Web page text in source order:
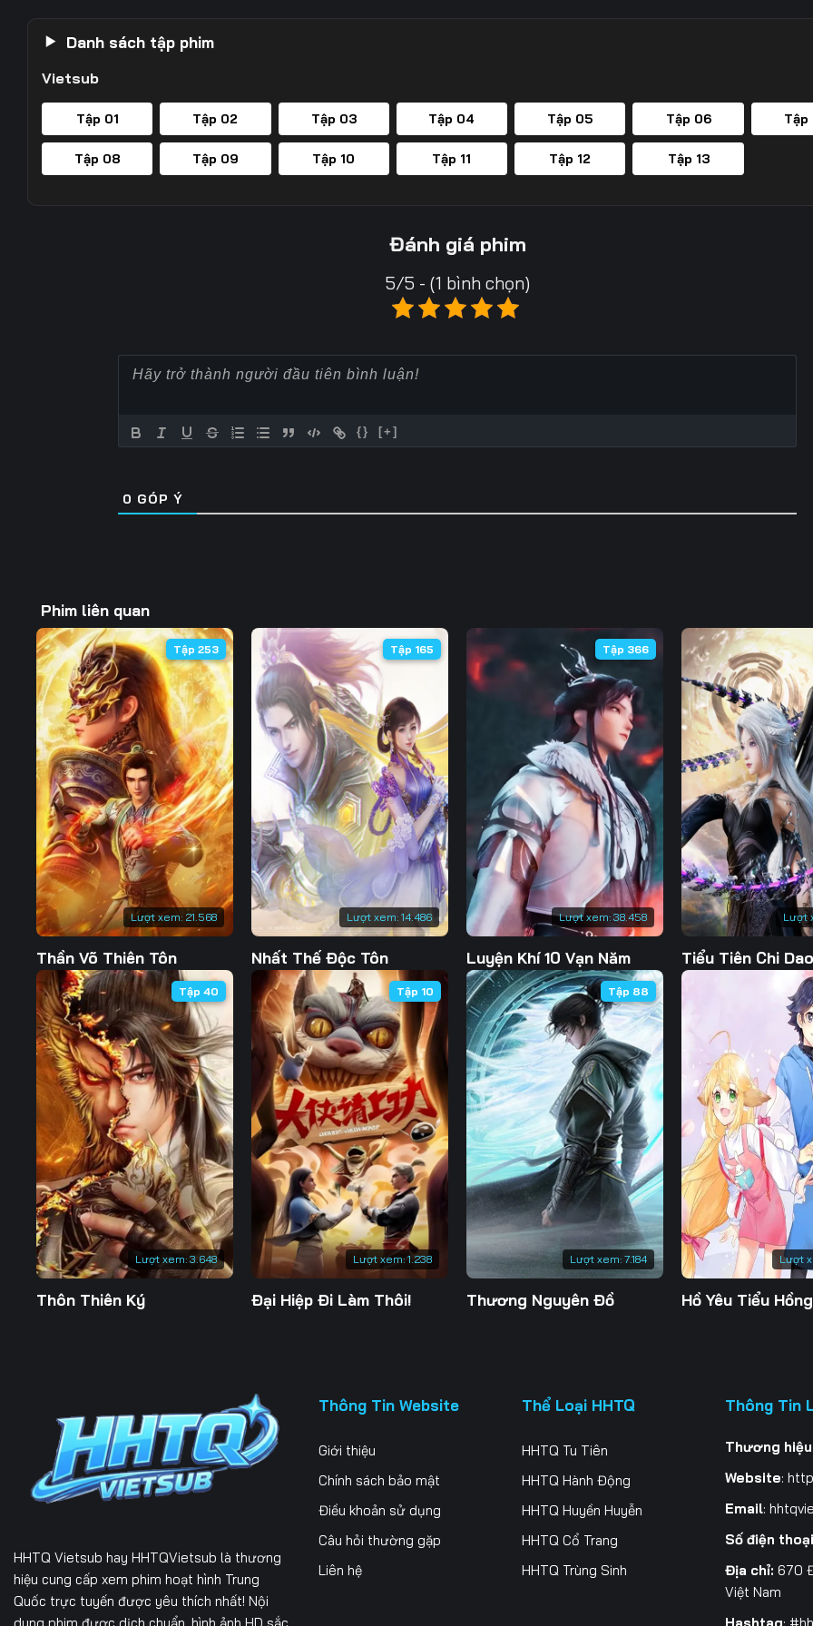
Danh sách tập phim
Vietsub
Tập 01 Tập 02 Tập 03 Tập 04 Tập 05 Tập 06 Tập
Tập 08 Tập 09 Tập 10 Tập 11 Tập 12 Tập 13
Đánh giá phim
5/5 - (1 bình chọn)
{} [+]
0 GÓP Ý
Phim liên quan
Lượt xem: 21.568
Tập 253
Thần Võ Thiên Tôn
Lượt xem: 14.486
Tập 165
Nhất Thế Độc Tôn
Lượt xem: 38.458
Tập 366
Luyện Khí 10 Vạn Năm
Lượt
Tiểu Tiên Chi Dao
Lượt xem: 3.648
Tập 40
Thôn Thiên Ký
Lượt xem: 1.238
Tập 10
Đại Hiệp Đi Làm Thôi!
Lượt xem: 7.184
Tập 88
Thương Nguyên Đồ
Lượt
Hồ Yêu Tiểu
HHTQ Vietsub hay HHTQVietsub là thương
hiệu cung cấp xem phim hoạt hình Trung
Quốc trực tuyến được yêu thích nhất! Nội
Thông Tin Website
Giới thiệu
Chính sách bảo mật
Điều khoản sử dụng
Câu hỏi thường gặp
Liên hệ
Thể Loại HHTQ
HHTQ Tu Tiên
HHTQ Hành Động
HHTQ Huyền Huyễn
HHTQ Cổ Trang
HHTQ Trùng Sinh
Thông Tin
Thương
Website:
Email:
Số điện thoại
Địa chỉ: 670
Việt Nam
Hashtag: